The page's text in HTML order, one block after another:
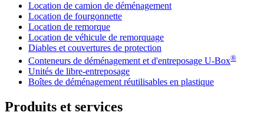
Location de camion de déménagement
Location de fourgonnette
Location de remorque
Location de véhicule de remorquage
Diables et couvertures de protection
Conteneurs de déménagement et d'entreposage U-Box®
Unités de libre-entreposage
Boîtes de déménagement réutilisables en plastique
Produits et services